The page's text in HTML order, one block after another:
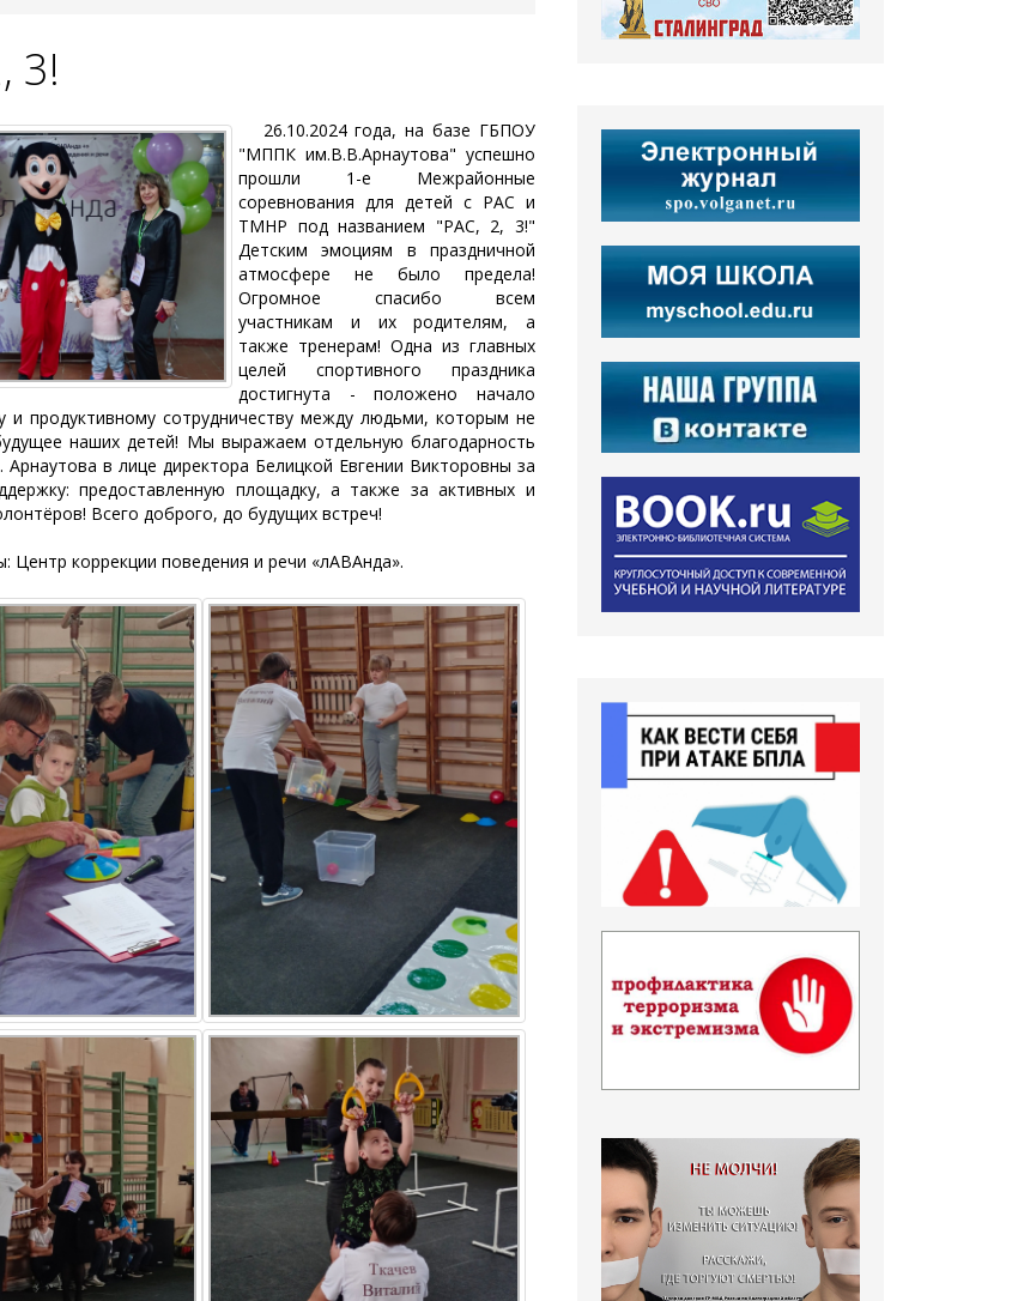
3!
26.10.2024 года, на базе ГБПОУ
"МППК им.В.В.Арнаутова" успешно
прошли 1-е Межрайонные
соревнования для детей с РАС и
ТМНР под названием "РАС, 2, 3!"
Детским эмоциям в праздничной
атмосфере не было предела!
Огромное спасибо всем
участникам и их родителям, а
также тренерам! Одна из главных
целей спортивного праздника
достигнута - положено начало
и продуктивному сотрудничеству между людьми, которым не
наших детей! Мы выражаем отдельную благодарность
в лице директора Белицкой Евгении Викторовны за
предоставленную площадку, а также за активных и
Всего доброго, до будущих встреч!
Центр коррекции поведения и речи «лАВАнда».